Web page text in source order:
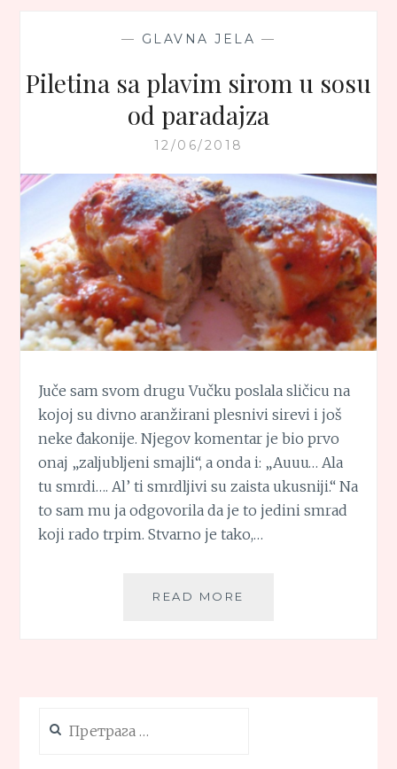
— GLAVNA JELA —
Piletina sa plavim sirom u sosu
od paradajza
12/06/2018
Juče sam svom drugu Vučku poslala sličicu na
kojoj su divno aranžirani plesnivi sirevi i još
neke đakonije. Njegov komentar je bio prvo
onaj „zaljubljeni smajli“, a onda i: „Auuu… Ala
tu smrdi…. Al’ ti smrdljivi su zaista ukusniji.“ Na
to sam mu ja odgovorila da je to jedini smrad
koji rado trpim. Stvarno je tako,…
READ MORE
за: